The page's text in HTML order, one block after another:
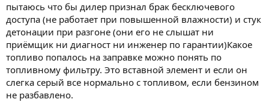
пытаюсь что бы дилер признал брак бесключевого
доступа (не работает при повышенной влажности) и стук
детонации при разгоне (они его не слышат ни
приёмщик ни диагност ни инженер по гарантии)Какое
топливо попалось на заправке можно понять по
топливному фильтру. Это вставной элемент и если он
слегка серый все нормально с топливом, если бензином
не разбавлено.